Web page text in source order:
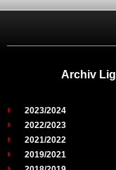
Archiv
2023/2024
2022/2023
2021/2022
2019/2021